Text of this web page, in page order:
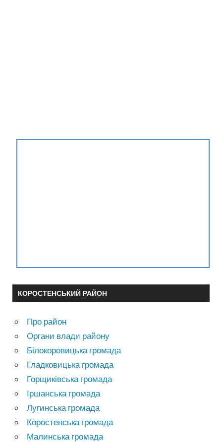
КОРОСТЕНСЬКИЙ РАЙОН
Про район
Органи влади району
Білокоровицька громада
Гладковицька громада
Горщиківська громада
Іршанська громада
Лугинська громада
Коростенська громада
Малинська громада